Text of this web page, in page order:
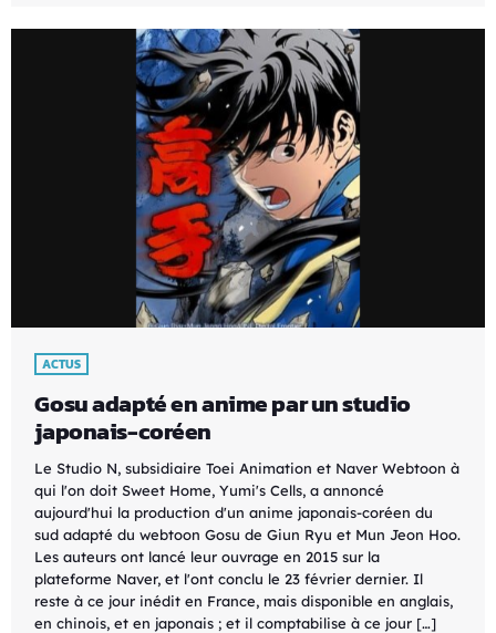
ACTUS
Gosu adapté en anime par un studio
japonais-coréen
Le Studio N, subsidiaire Toei Animation et Naver Webtoon à
qui l'on doit Sweet Home, Yumi's Cells, a annoncé
aujourd'hui la production d'un anime japonais-coréen du
sud adapté du webtoon Gosu de Giun Ryu et Mun Jeon Hoo.
Les auteurs ont lancé leur ouvrage en 2015 sur la
plateforme Naver, et l'ont conclu le 23 février dernier. Il
reste à ce jour inédit en France, mais disponible en anglais,
en chinois, et en japonais ; et il comptabilise à ce jour […]